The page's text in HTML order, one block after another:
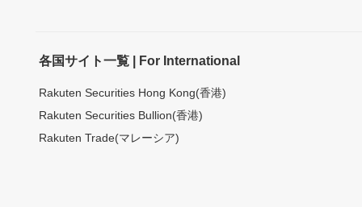
各国サイト一覧 | For International
Rakuten Securities Hong Kong(香港)
Rakuten Securities Bullion(香港)
Rakuten Trade(マレーシア)